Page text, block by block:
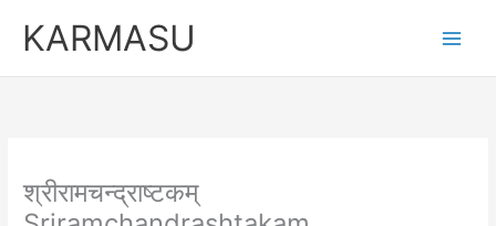
KARMASU
श्रीरामचन्द्राष्टकम्